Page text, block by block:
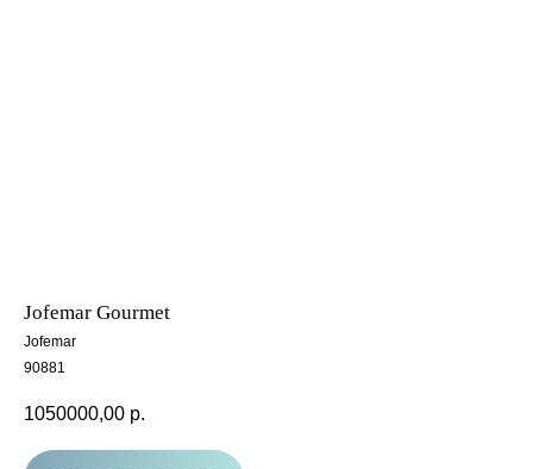
Jofemar Gourmet
Jofemar
90881
1050000,00 р.